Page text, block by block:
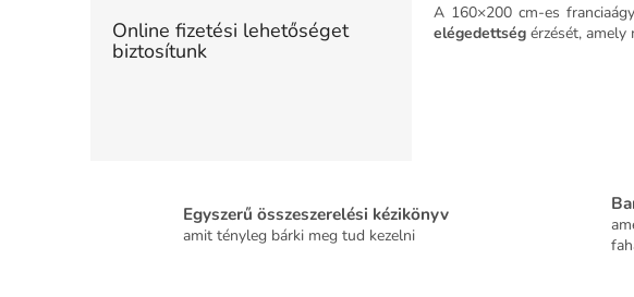
Online fizetési lehetőséget
biztosítunk
A 160×200 cm-es
elégedettség érzését, amely
Egyszerű összeszerelési kézikönyv
amit tényleg bárki meg tud kezelni